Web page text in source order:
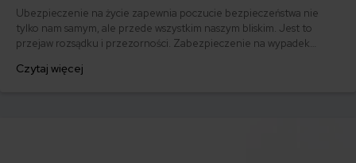
Ubezpieczenie na życie zapewnia poczucie bezpieczeństwa nie
tylko nam samym, ale przede wszystkim naszym bliskim. Jest to
przejaw rozsądku i przezorności. Zabezpieczenie na wypadek
momencie, gdy nas zabraknie. Jak w tej roli spisuje się
Czytaj więcej